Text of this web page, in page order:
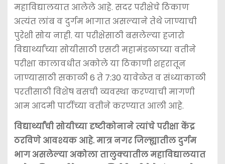
महाविद्यालयात आलेले आहे. सदर परीक्षेचे ठिकाण
अत्यंत लांब व दुर्गम भागात असल्याने तेथे जाण्याची
पुरेशी सोय नाही. या परीक्षेसाठी बसलेल्या हजारो
विद्यार्थ्यांच्या सोयीसाठी एसटी महामंडळाच्या वतीने
परीक्षा कालावधीत अकोले या ठिकाणी शहरातून
जाण्यासाठी सकाळी 6 ते 7:30 यावेळेत व संध्याकाळी
परतीसाठी विशेष बसची व्यवस्था करण्याची मागणी
आम आदमी पार्टीच्या वतीने करण्यात आली आहे.
विद्यार्थ्यांची सोयीच्या दृष्टीकोनाने त्यांचे परीक्षा केंद्र
ठरविणे आवश्यक आहे. मात्र नगर जिल्ह्यातील दुर्गम
भाग असलेल्या अकोला तालुक्यातील महाविद्यालयात